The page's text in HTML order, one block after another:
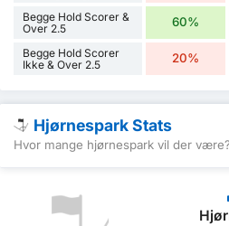
Begge Hold Scorer &
Over 2.5
60%
Begge Hold Scorer
Ikke & Over 2.5
20%
Hjørnespark Stats
Hvor mange hjørnespark vil der være?